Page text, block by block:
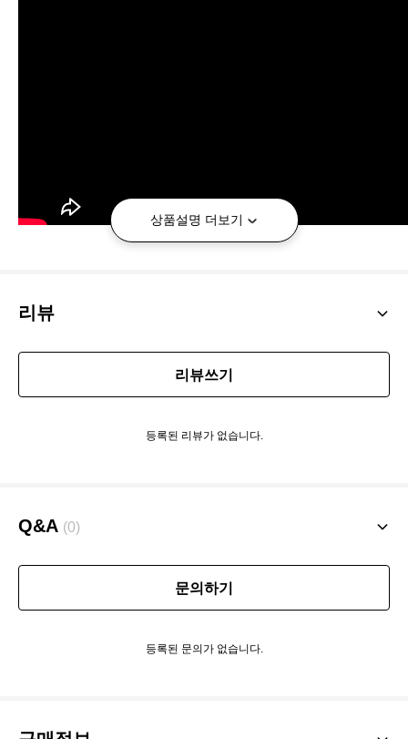
해당 제품은 "옥의 티" 상품으로
있어
참고하시어 구매해주세요.
상품설명 더보기
리뷰
리뷰쓰기
등록된 리뷰가 없습니다.
Q&A (0)
문의하기
등록된 문의가 없습니다.